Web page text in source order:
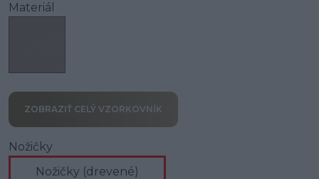
Materiál
ZOBRAZIŤ CELÝ VZORKOVNÍK
Nožičky
Nožičky (drevené)